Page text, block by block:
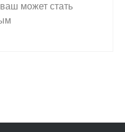
может стать